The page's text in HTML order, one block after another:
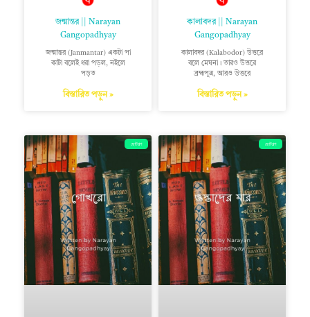
জন্মান্তর || Narayan
Gangopadhyay
জন্মান্তর (Janmantar) একটা পা
কাটা বলেই ধরা পড়ল, নইলে
পড়ত
বিস্তারিত পড়ুন »
কালাবদর || Narayan
Gangopadhyay
কালাবদর (Kalabodor) উত্তরে
বলে মেঘনা। তারও উত্তরে
ব্রহ্মপুত্র, আরও উত্তরে
বিস্তারিত পড়ুন »
ছোটগল্প ছোটগল্প